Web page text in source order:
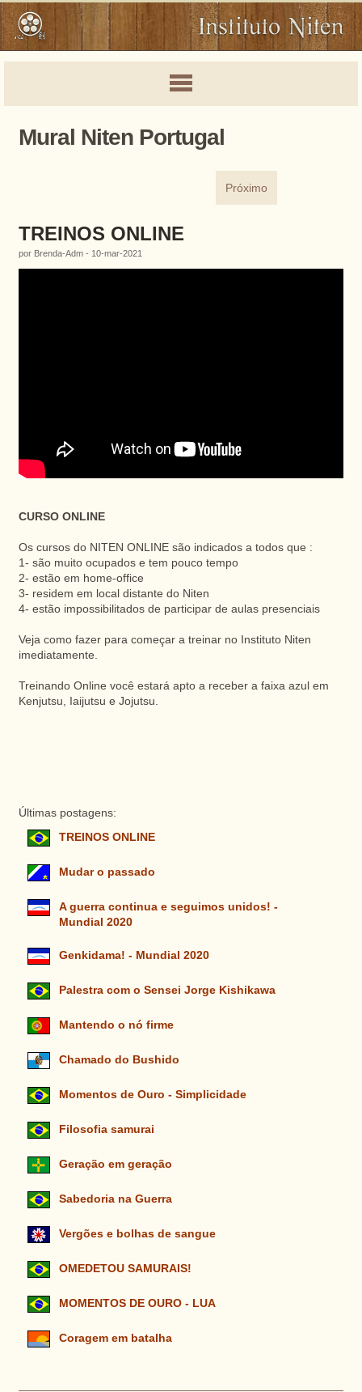
Mural Niten Portugal
Próximo
TREINOS ONLINE
por Brenda-Adm - 10-mar-2021
CURSO ONLINE
Os cursos do NITEN ONLINE são indicados a todos que :
1- são muito ocupados e tem pouco tempo
2- estão em home-office
3- residem em local distante do Niten
4- estão impossibilitados de participar de aulas presenciais
Veja como fazer para começar a treinar no Instituto Niten
imediatamente.
Treinando Online você estará apto a receber a faixa azul em
Kenjutsu, Iaijutsu e Jojutsu.
Últimas postagens:
TREINOS ONLINE
Mudar o passado
A guerra continua e seguimos unidos! -
Mundial 2020
Genkidama! - Mundial 2020
Palestra com o Sensei Jorge Kishikawa
Mantendo o nó firme
Chamado do Bushido
Momentos de Ouro - Simplicidade
Filosofia samurai
Geração em geração
Sabedoria na Guerra
Vergões e bolhas de sangue
OMEDETOU SAMURAIS!
MOMENTOS DE OURO - LUA
Coragem em batalha